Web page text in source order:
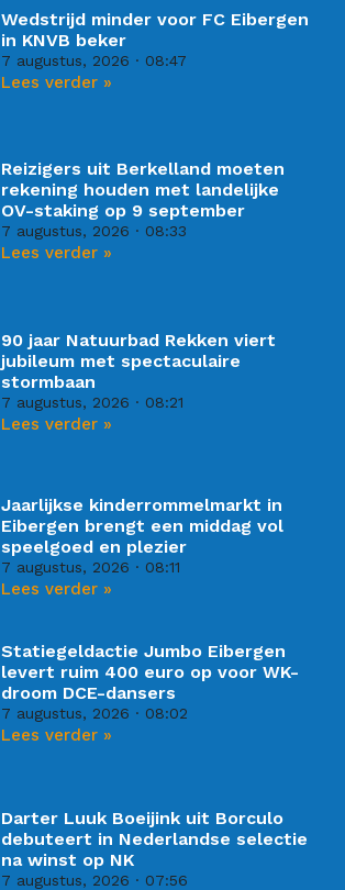
Wedstrijd minder voor FC Eibergen
in KNVB beker
7 augustus, 2026 08:47
Lees verder »
Reizigers uit Berkelland moeten
rekening houden met landelijke
OV-staking op 9 september
7 augustus, 2026 08:33
Lees verder »
90 jaar Natuurbad Rekken viert
jubileum met spectaculaire
stormbaan
7 augustus, 2026 08:21
Lees verder »
Jaarlijkse kinderrommelmarkt in
Eibergen brengt een middag vol
speelgoed en plezier
7 augustus, 2026 08:11
Lees verder »
Statiegeldactie Jumbo Eibergen
levert ruim 400 euro op voor WK-
droom DCE-dansers
7 augustus, 2026 08:02
Lees verder »
Darter Luuk Boeijink uit Borculo
debuteert in Nederlandse selectie
na winst op NK
7 augustus, 2026 07:56